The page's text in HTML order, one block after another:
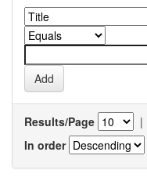
Results/Page |
In order